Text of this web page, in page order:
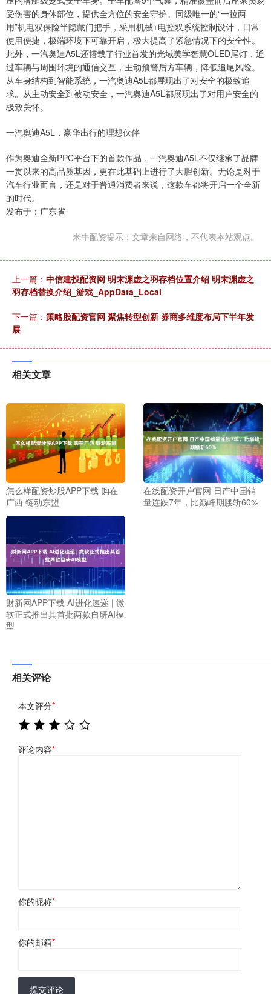
受伤害的身体部位，提供全方位的安全守护。同级唯一的“一拉两
用”机电双保险半隐藏门把手，采用机械+电控双系统控制设计，日常
使用便捷，极端环境下可靠开启，极大提高了紧急情况下的安全性。
此外，一汽奥迪A5L还搭载了行业首发的光域美学智慧OLED尾灯，通
过车辆与周围环境的通信交互，主动预警后方车辆，降低追尾风险。
从车身结构到智能系统，一汽奥迪A5L都展现出了对安全的极致追
求。从主动安全到被动安全，一汽奥迪A5L都展现出了对用户安全的
极致关怀。
一汽奥迪A5L，豪华出行的理想伙伴
作为奥迪全新PPC平台下的首款作品，一汽奥迪A5L不仅继承了品牌
一贯以来的高品质基因，更在此基础上进行了大胆创新。无论是对于
汽车行业而言，还是对于普通消费者来说，这款车都将开启一个全新
的时代。
发布于：广东省
米牛配资提示：文章来自网络，不代表本站观点。
上一篇： 中信建投配资网 明末渊虚之羽存档位置介绍 明末渊虚之
羽存档替换介绍_游戏_AppData_Local
下一篇： 策略股配资官网 聚焦转型创新 券商多维度布局下半年发
展
相关文章
怎么样配资炒股APP下载 购在
广西 链动东盟
在线配资开户官网 日产中国销
量连跌7年，比巅峰期腰斩60%
财新网APP下载 AI进化速递 | 微
软正式推出其首批两款自研AI模
型
相关评论
本文评分*
评论内容*
你的昵称*
你的邮箱*
提交评论